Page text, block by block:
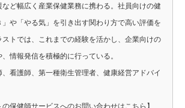
など幅広く産業保健業務に携わる。社員向けの健
や「やる気」を引き出す関わり方で高い評価を
トでは、これまでの経験を活かし、企業向けの
情報発信を積極的に行っている。
、看護師、第一種衛生管理者、健康経営アドバイ
の保健師サービスへのお問い合わせはこちら】